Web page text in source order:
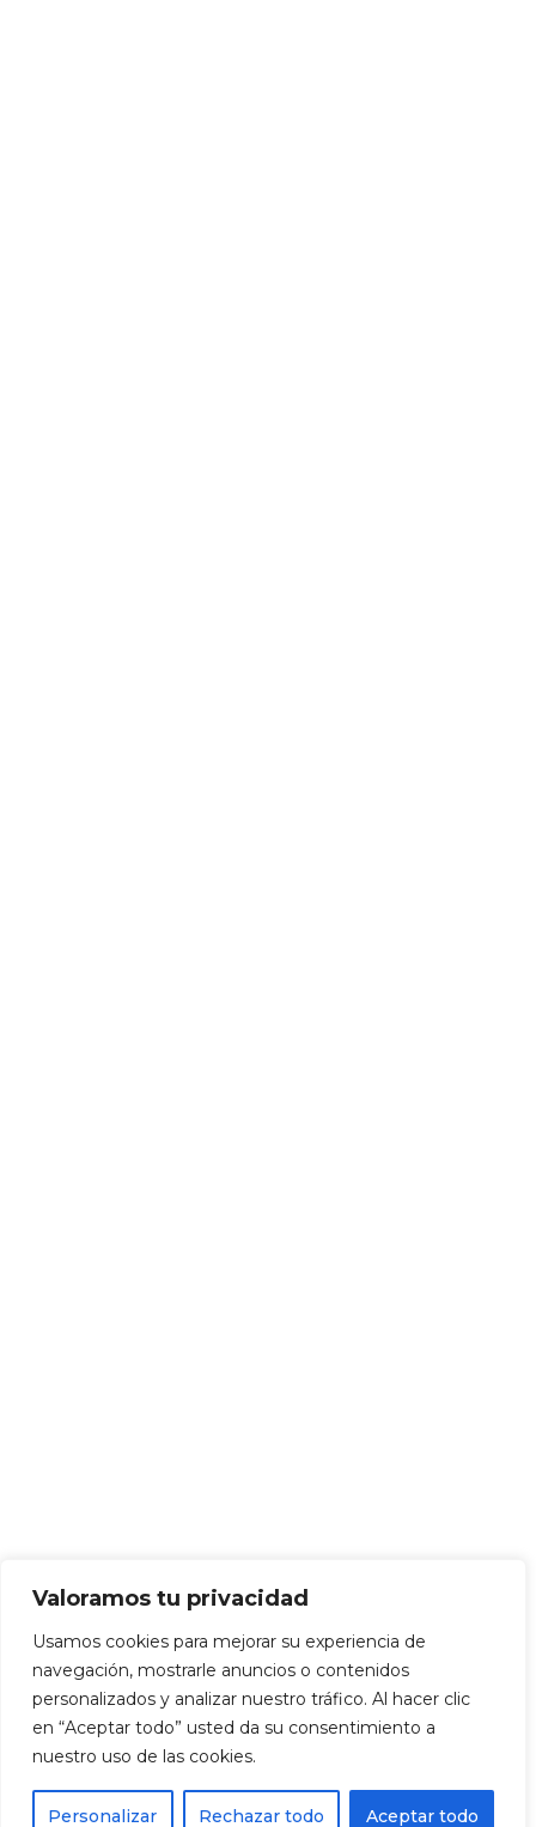
Valoramos tu privacidad
Usamos cookies para mejorar su experiencia de
navegación, mostrarle anuncios o contenidos
personalizados y analizar nuestro tráfico. Al hacer clic
en “Aceptar todo” usted da su consentimiento a
nuestro uso de las cookies.
Personalizar Rechazar todo Aceptar todo